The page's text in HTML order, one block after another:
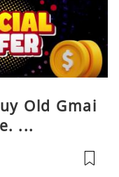
Old Gmai
...